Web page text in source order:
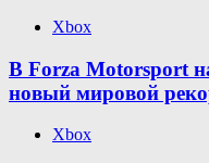
Xbox
В Forza Motorsport
новый мировой
Xbox